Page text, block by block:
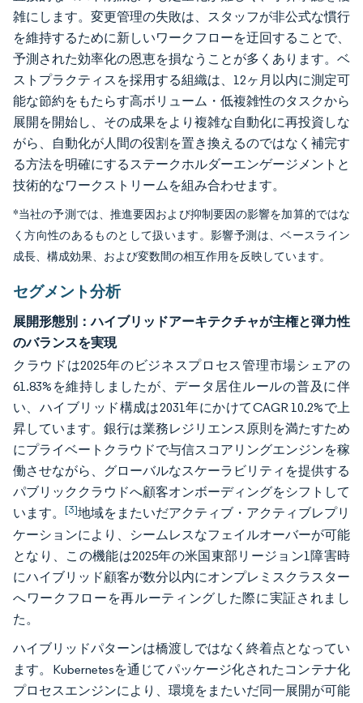
雑にします。変更管理の失敗は、スタッフが非公式な慣行
を維持するために新しいワークフローを迂回することで、
予測された効率化の恩恵を損なうことが多くあります。ベ
ストプラクティスを採用する組織は、12ヶ月以内に測定可
能な節約をもたらす高ボリューム・低複雑性のタスクから
展開を開始し、その成果をより複雑な自動化に再投資しな
がら、自動化が人間の役割を置き換えるのではなく補完す
る方法を明確にするステークホルダーエンゲージメントと
技術的なワークストリームを組み合わせます。
*当社の予測では、推進要因および抑制要因の影響を加算的ではな
く方向性のあるものとして扱います。影響予測は、ベースライン
成長、構成効果、および変数間の相互作用を反映しています。
セグメント分析
展開形態別：ハイブリッドアーキテクチャが主権と弾力性
のバランスを実現
クラウドは2025年のビジネスプロセス管理市場シェアの
61.83%を維持しましたが、データ居住ルールの普及に伴
い、ハイブリッド構成は2031年にかけてCAGR 10.2%で上
昇しています。銀行は業務レジリエンス原則を満たすため
にプライベートクラウドで与信スコアリングエンジンを稼
働させながら、グローバルなスケーラビリティを提供する
パブリッククラウドへ顧客オンボーディングをシフトして
います。 [3]地域をまたいだアクティブ・アクティブレプリ
ケーションにより、シームレスなフェイルオーバーが可能
となり、この機能は2025年の米国東部リージョン1障害時
にハイブリッド顧客が数分以内にオンプレミスクラスター
へワークフローを再ルーティングした際に実証されまし
た。
ハイブリッドパターンは橋渡しではなく終着点となってい
ます。Kubernetesを通じてパッケージ化されたコンテナ化
プロセスエンジンにより、環境をまたいだ同一展開が可能